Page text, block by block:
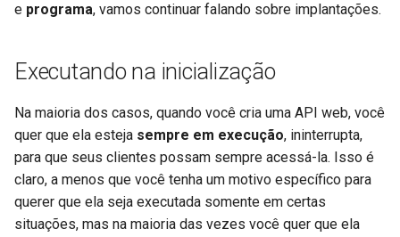
e programa, vamos continuar falando sobre implantações.
Executando na inicialização
Na maioria dos casos, quando você cria uma API web, você
quer que ela esteja sempre em execução, ininterrupta,
para que seus clientes possam sempre acessá-la. Isso é
claro, a menos que você tenha um motivo específico para
querer que ela seja executada somente em certas
situações, mas na maioria das vezes você quer que ela